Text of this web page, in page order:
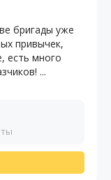
бригады уже
привычек,
есть много
...